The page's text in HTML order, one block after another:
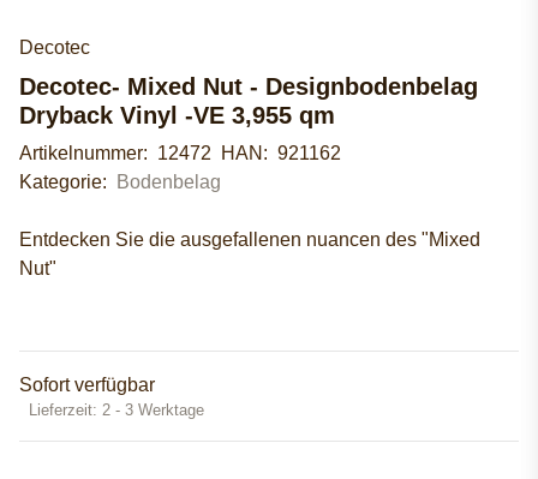
Decotec
Decotec- Mixed Nut - Designbodenbelag
Dryback Vinyl -VE 3,955 qm
Artikelnummer: 12472 HAN: 921162
Kategorie:
Bodenbelag
Entdecken Sie die ausgefallenen nuancen des "Mixed
Nut"
Sofort verfügbar
Lieferzeit: 2 - 3 Werktage